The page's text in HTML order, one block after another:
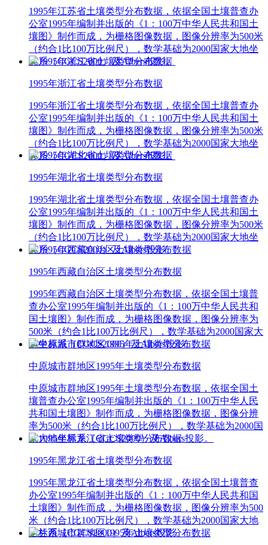
1995年江苏省土壤类型分布数据，依据全国土壤普查办
公室1995年编制并出版的《1：100万中华人民共和国土
壤图》制作而成，为栅格图像数据，图像分辨率为500米
（约合1比100万比例尺），数学基础为2000国家大地坐
标系（CGCS2000）及Albers投影。
1995年浙江省土壤类型分布数据
1995年浙江省土壤类型分布数据，依据全国土壤普查办
公室1995年编制并出版的《1：100万中华人民共和国土
壤图》制作而成，为栅格图像数据，图像分辨率为500米
（约合1比100万比例尺），数学基础为2000国家大地坐
标系（CGCS2000）及Albers投影。
1995年湖北省土壤类型分布数据
1995年湖北省土壤类型分布数据，依据全国土壤普查办
公室1995年编制并出版的《1：100万中华人民共和国土
壤图》制作而成，为栅格图像数据，图像分辨率为500米
（约合1比100万比例尺），数学基础为2000国家大地坐
标系（CGCS2000）及Albers投影。
1995年西藏自治区土壤类型分布数据
1995年西藏自治区土壤类型分布数据，依据全国土壤普
查办公室1995年编制并出版的《1：100万中华人民共和
国土壤图》制作而成，为栅格图像数据，图像分辨率为
500米（约合1比100万比例尺），数学基础为2000国家大
地坐标系（CGCS2000）及Albers投影。
中原城市群地区1995年土壤类型分布数据
中原城市群地区1995年土壤类型分布数据，依据全国土
壤普查办公室1995年编制并出版的《1：100万中华人民
共和国土壤图》制作而成，为栅格图像数据，图像分辨
率为500米（约合1比100万比例尺），数学基础为2000国
家大地坐标系（CGCS2000）及Albers投影。
1995年黑龙江省土壤类型分布数据
1995年黑龙江省土壤类型分布数据，依据全国土壤普查
办公室1995年编制并出版的《1：100万中华人民共和国
土壤图》制作而成，为栅格图像数据，图像分辨率为500
米（约合1比100万比例尺），数学基础为2000国家大地
坐标系（CGCS2000）及Albers投影。